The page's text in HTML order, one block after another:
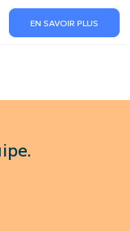
EN SAVOIR PLUS